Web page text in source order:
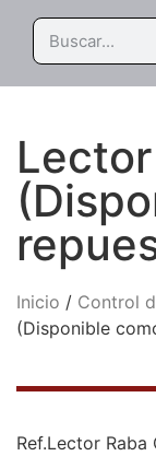
Inicio / Control
(Disponible
Ref.Lector Raba